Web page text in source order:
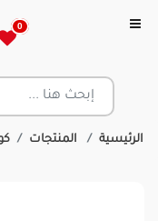
0
الرئيسية المنتجات كومبي